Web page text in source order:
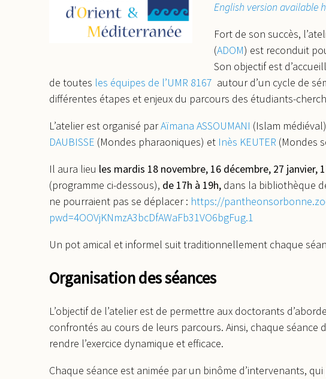
English version available
Fort de son succès,
(ADOM) est reconduit
Son objectif est
de toutes les équipes de l’UMR 8167 autour d’un cycle de
différentes étapes et enjeux du parcours des étudiants-
L’atelier est organisé parAïmana ASSOUMANI (Islam
DAUBISSE (Mondes pharaoniques) et Inès KEUTER (Mondes
Il aura lieu les mardis 18 novembre, 16 décembre, 27 janvier,
(programme ci-dessous), de 17h à 19h, dans la bibliothèque
ne pourraient pas se déplacer : https://
pwd=4OOVjKNmzA3bcDfAWaFb31VO6bgFug.1
Un pot amical et informel suit traditionnellement chaque
Organisation des séances
L’objectif de l’atelier est de permettre aux doctorants
confrontés au cours de leurs parcours. Ainsi, chaque séance
rendre l’exercice dynamique et efficace.
Chaque séance est animée par un binôme d’intervenants,